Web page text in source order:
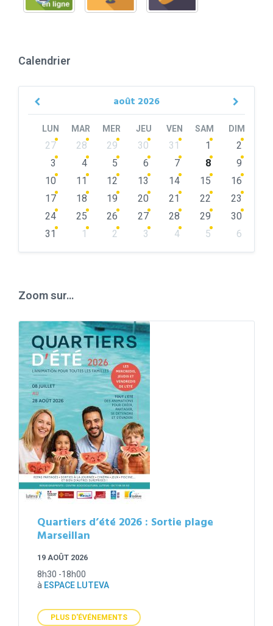
Calendrier
août 2026
Previous
LUN MAR MER JEU VEN SAM DIM
Skip
calendar
27 28 29 30 31 1
2
3
4 5 6 7 8
9
10
11 12 13 14 15
16
17
18 19 20 21 22
23
24
25 26 27 28 29
30
31
1 2 3 4 5
6
Zoom sur…
Quartiers d’été 2026 : Sortie plage
Marseillan
19 AOÛT 2026
8h30 -18h00
à ESPACE LUTEVA
PLUS D'ÉVÉNEMENTS